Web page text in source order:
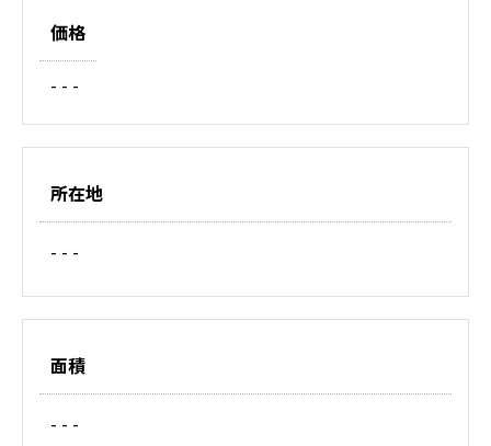
価格
- - -
所在地
- - -
面積
- - -